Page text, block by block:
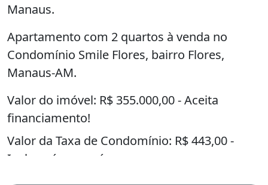
Manaus.
Apartamento com 2 quartos à venda no
Condomínio Smile Flores, bairro Flores,
Manaus-AM.
Valor do imóvel: R$ 355.000,00 - Aceita
financiamento!
Valor da Taxa de Condomínio: R$ 443,00 -
Incluso água e gás.
Valor de IPTU anual: R$ 519,00